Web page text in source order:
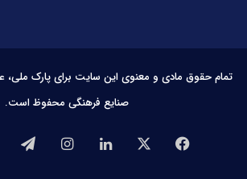
تمام حقوق مادی و معنوی این سایت برای پارک ملی،
صنایع فرهنگی محفوظ است.
فیس
لینکدیناینستاگرام